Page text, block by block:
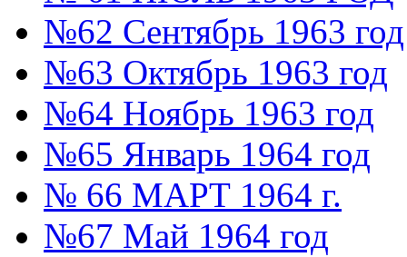
№62 Сентябрь 1963 год
№63 Октябрь 1963 год
№64 Ноябрь 1963 год
№65 Январь 1964 год
№ 66 МАРТ 1964 г.
№67 Май 1964 год